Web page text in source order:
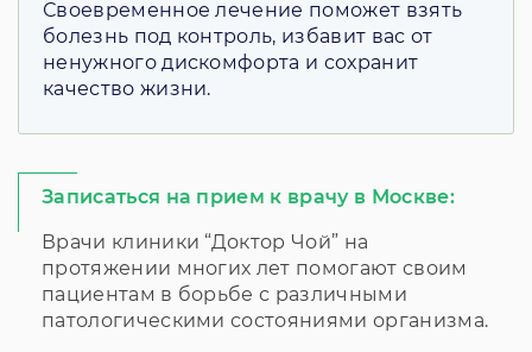
Своевременное лечение поможет взять
болезнь под контроль, избавит вас от
ненужного дискомфорта и сохранит
качество жизни.
Записаться на прием к врачу в Москве:
Врачи клиники “Доктор Чой” на
протяжении многих лет помогают своим
пациентам в борьбе с различными
патологическими состояниями организма.